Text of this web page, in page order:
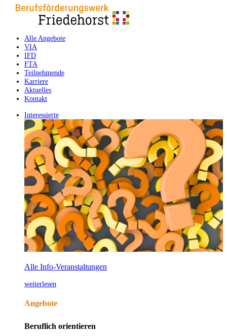
Alle Angebote
VIA
IFD
FTA
Teilnehmende
Karriere
Aktuelles
Kontakt
Interessierte
Alle Info-Veranstaltungen
weiterlesen
Angebote
Beruflich orientieren